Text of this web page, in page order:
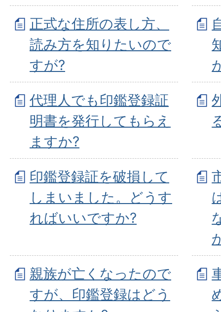
正式な住所の表し方、
読み方を知りたいので
すが?
代理人でも印鑑登録証
明書を発行してもらえ
ますか?
印鑑登録証を破損して
しまいました。どうす
ればいいですか?
親族が亡くなったので
すが、印鑑登録はどう